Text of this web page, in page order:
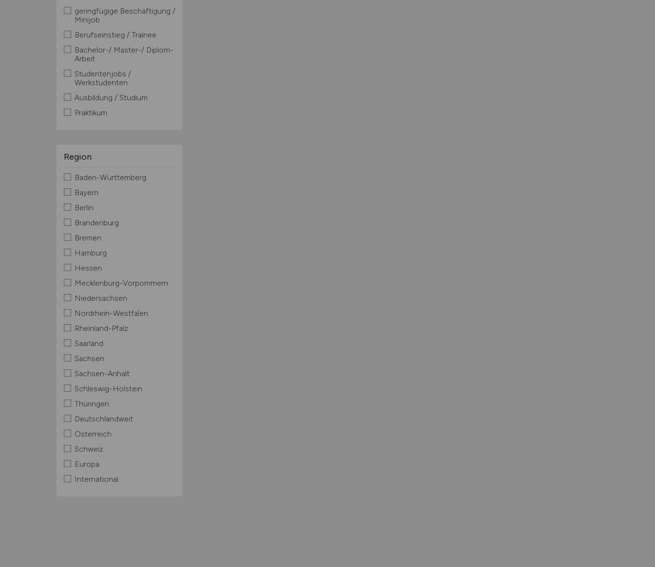
geringfügige Beschäftigung /
Minijob
Berufseinstieg / Trainee
Bachelor-/ Master-/ Diplom-
Arbeit
Studentenjobs /
Werkstudenten
Ausbildung / Studium
Praktikum
Region
Baden-Württemberg
Bayern
Berlin
Brandenburg
Bremen
Hamburg
Hessen
Mecklenburg-Vorpommern
Niedersachsen
Nordrhein-Westfalen
Rheinland-Pfalz
Saarland
Sachsen
Sachsen-Anhalt
Schleswig-Holstein
Thüringen
Deutschlandweit
Österreich
Schweiz
Europa
International